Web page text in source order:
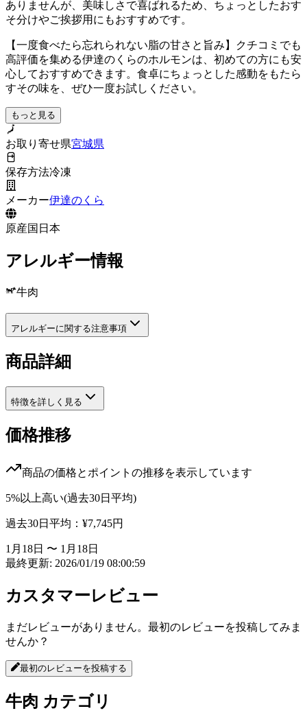
ありませんが、美味しさで喜ばれるため、ちょっとしたおす
そ分けやご挨拶用にもおすすめです。
【一度食べたら忘れられない脂の甘さと旨み】クチコミでも
高評価を集める伊達のくらのホルモンは、初めての方にも安
心しておすすめできます。食卓にちょっとした感動をもたら
すその味を、ぜひ一度お試しください。
もっと見る
お取り寄せ県宮城県
保存方法冷凍
メーカー伊達のくら
原産国 日本
アレルギー情報
牛肉
アレルギーに関する注意事項
商品詳細
特徴を詳しく見る
価格推移
商品の価格とポイントの推移を表示しています
5%以上高い(過去30日平均)
過去30日平均： ¥7,745円
1月18日 〜 1月18日
最終更新: 2026/01/19 08:00:59
カスタマーレビュー
まだレビューがありません。最初のレビューを投稿してみま
せんか？
最初のレビューを投稿する
牛肉 カテゴリ